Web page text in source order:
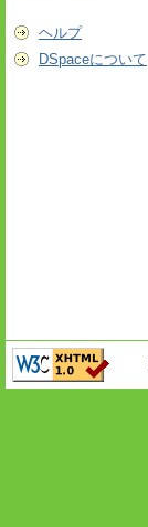
ヘルプ
DSpaceについて